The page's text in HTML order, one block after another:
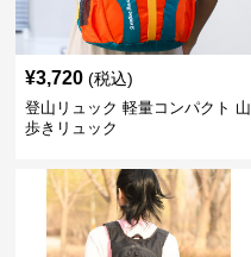
¥3,720 (税込)
登山リュック 軽量コンパクト 山
歩きリュック